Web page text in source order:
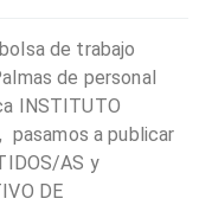
de trabajo
de personal
INSTITUTO
pasamos a publicar
AS y
DE